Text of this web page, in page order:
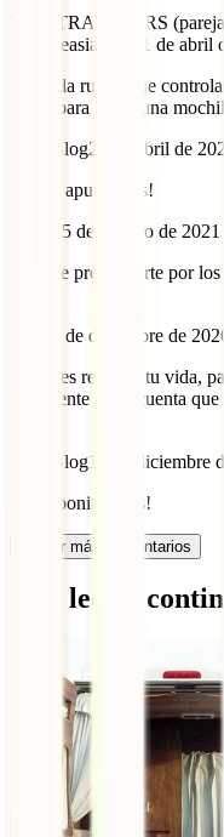
TATATRAVELERS
Sudesteasiatico)
21 de abril
Suelta la rutina que
como para hacer una
IATI Blog22 de abril de
¡nos la apuntamos!
15 de febrero de 2021
Deja de preocuparte por
10 de diciembre de 2020
Viajar es recorrer tu vida,
finalmente darte cuenta
IATI Blog14 de diciembre
¡Muy bonita, Inés!
Cargar más comentarios
Qué leer a